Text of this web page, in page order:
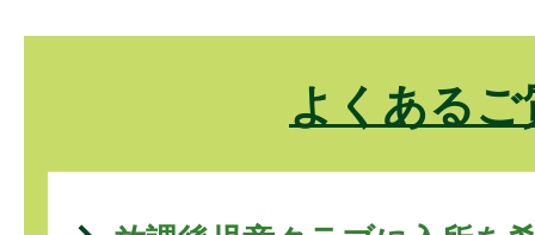
よくあるご